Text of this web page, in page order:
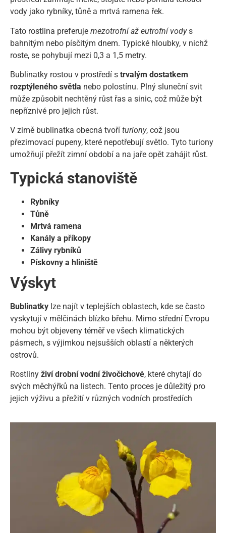
vody jako rybníky, tůně a mrtvá ramena řek.
Tato rostlina preferuje mezotrofní až eutrofní vodys
bahnitým nebo písčitým dnem. Typické hloubky, v nichž
roste, se pohybují mezi 0,3 a 1,5 metry.
Bublinatky rostou v prostředí s trvalým dostatkem
rozptýleného světla nebo polostínu. Plný sluneční svit
může způsobit nechtěný růst řas a sinic, což může být
nepříznivé pro jejich růst.
V zimě bublinatka obecná tvoří turiony, což jsou
přezimovací pupeny, které nepotřebují světlo. Tyto turiony
umožňují přežít zimní období a na jaře opět zahájit růst.
Typická stanoviště
Rybníky
Tůně
Mrtvá ramena
Kanály a příkopy
Zálivy rybníků
Pískovny a hliniště
Výskyt
Bublinatky lze najít v teplejších oblastech, kde se často
vyskytují v mělčinách blízko břehu. Mimo střední Evropu
mohou být objeveny téměř ve všech klimatických
pásmech, s výjimkou nejsušších oblastí a některých
ostrovů.
Rostliny živí drobní vodní živočichové, které chytají do
svých měchýřků na listech. Tento proces je důležitý pro
jejich výživu a přežití v různých vodních prostředích